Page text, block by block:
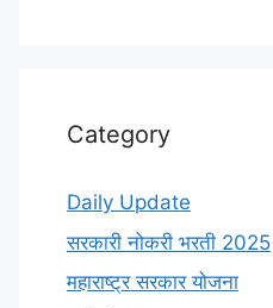
Category
Daily Update
सरकारी नोकरी भरती 2025
महाराष्ट्र सरकार योजना